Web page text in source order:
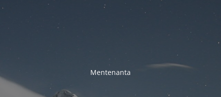
Mentenanta